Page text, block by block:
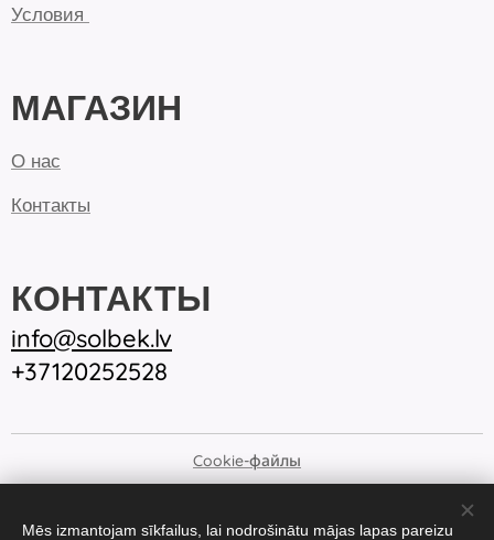
Условия
МАГАЗИН
О нас
Контакты
КОНТАКТЫ
info@solbek.lv
+37120252528
Cookie-файлы
Mēs izmantojam sīkfailus, lai nodrošinātu mājas lapas pareizu